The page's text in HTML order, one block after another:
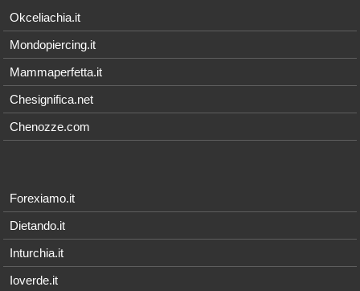
Okceliachia.it
Mondopiercing.it
Mammaperfetta.it
Chesignifica.net
Chenozze.com
Forexiamo.it
Dietando.it
Inturchia.it
Ioverde.it